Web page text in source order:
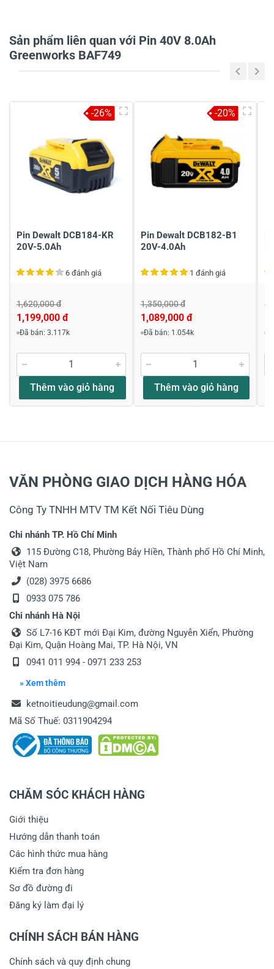
Tiêu đề của nhận xét*
Viết nhận xét của bạn vào bên dưới
Gửi nhận xét
Sản phẩm liên quan với Pin 40V 8.0Ah
Greenworks BAF749
Pin Dewalt DCB184-KR
20V-5.0Ah
6 đánh giá
1,620,000 đ
1,199,000 đ
Đã bán: 3.117k
Thêm vào giỏ hàng
-26%
Pin Dewalt DCB182-B1
20V-4.0Ah
1 đánh giá
1,350,000 đ
1,089,000 đ
Đã bán: 1.054k
Thêm vào giỏ hàng
-20%
VĂN PHÒNG GIAO DỊCH HÀNG HÓA
Công Ty TNHH MTV TM Kết Nối Tiêu Dùng
Chi nhánh TP. Hồ Chí Minh
115 Đường C18, Phường Bảy Hiền, Thành phố Hồ Chí Minh,
Việt Nam
(028) 3975 6686
0933 075 786
Chi nhánh Hà Nội
Số L7-16 KĐT mới Đại Kim, đường Nguyễn Xiển, Phường
Đại Kim, Quận Hoàng Mai, TP. Hà Nội, VN
0941 011 994 - 0971 233 253
» Xem thêm
ketnoitieudung@gmail.com
Mã Số Thuế: 0311904294
CHĂM SÓC KHÁCH HÀNG
Giới thiệu
Hướng dẫn thanh toán
Các hình thức mua hàng
Kiểm tra đơn hàng
Sơ đồ đường đi
Đăng ký làm đại lý
CHÍNH SÁCH BÁN HÀNG
Chính sách và quy định chung